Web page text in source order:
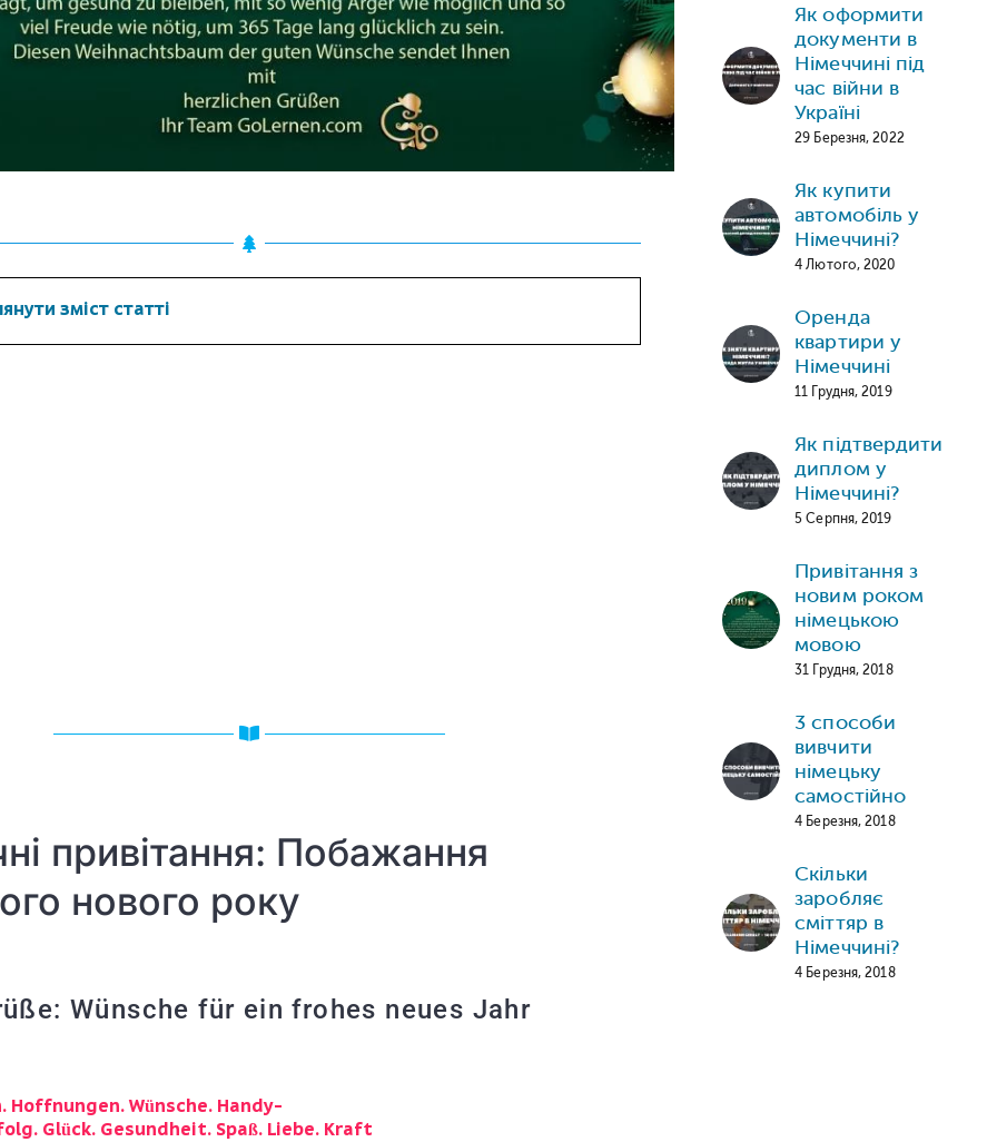
зміст статті
привітання: Побажання
нового року
Wünsche für ein frohes neues Jahr
Wünsche. Handy-
Glück. Gesundheit. Spaß. Liebe. Kraft
Як оформити
документи в
Німеччині під
час війни в
Україні
29 Березня, 2022
Як купити
автомобіль у
Німеччині?
4 Лютого, 2020
Оренда
квартири у
Німеччині
11 Грудня, 2019
Як підтвердити
диплом у
Німеччині?
5 Серпня, 2019
Привітання з
новим роком
німецькою
мовою
31 Грудня, 2018
3 способи
вивчити
німецьку
самостійно
4 Березня, 2018
Скільки
заробляє
сміттяр в
Німеччині?
4 Березня, 2018